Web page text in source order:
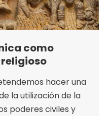
como
hacer una
la utilización de la
poderes civiles y